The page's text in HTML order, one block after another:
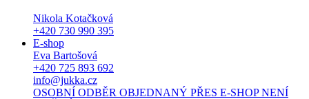
Nikola Kotačková
+420 730 990 395
E-shop
Eva Bartošová
+420 725 893 692
info@jukka.cz
OSOBNÍ ODBĚR OBJEDNANÝ PŘES E-SHOP NENÍ